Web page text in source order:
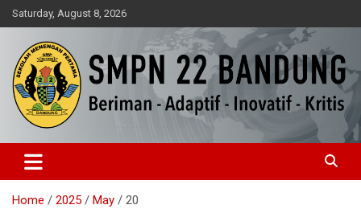
Skip
to
content
Saturday, August 8, 2026
SMPN 22 Bandung
Home 2025 May 20